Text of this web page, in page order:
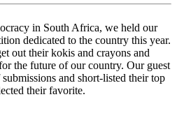
in South Africa, we held our
dedicated to the country this year.
out their kokis and crayons and
the future of our country. Our guest
and short-listed their top
their favorite.